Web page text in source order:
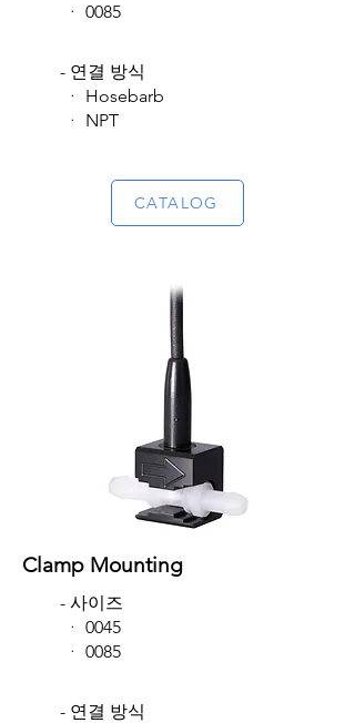
ᆞ 0085
- 연결 방식
​ ᆞ Hosebarb
ᆞ NPT
CATALOG
Clamp Mounting
- 사이즈
​ ᆞ 0045
ᆞ 0085
- 연결 방식